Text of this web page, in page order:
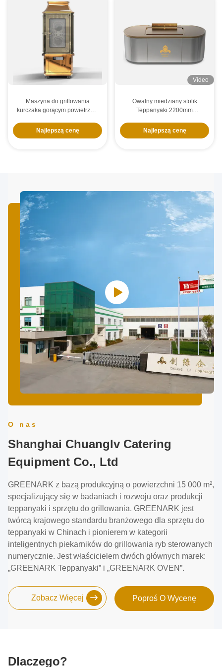
Maszyna do grillowania
kurczaka gorącym powietrzem
Najlepszą cenę
Video
Owalny miedziany stolik
Teppanyaki 2200mm
dostosowywalne
Najlepszą cenę
O nas
Shanghai Chuanglv Catering
Equipment Co., Ltd
GREENARK z bazą produkcyjną o powierzchni 15 000 m²,
specjalizujący się w badaniach i rozwoju oraz produkcji
teppanyaki i sprzętu do grillowania. GREENARK jest
twórcą krajowego standardu branżowego dla sprzętu do
teppanyaki w Chinach i pionierem w kategorii
inteligentnych piekarników do grillowania ryb sterowanych
numerycznie. Jest właścicielem dwóch głównych marek:
„GREENARK Teppanyaki” i „GREENARK OVEN”.
Zobacz Więcej Poproś O Wycenę
Dlaczego?